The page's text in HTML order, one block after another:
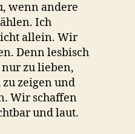
wenn andere
Ich
allein. Wir
Denn lesbisch
zu lieben,
zu zeigen und
Wir schaffen
und laut.